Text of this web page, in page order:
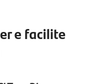
e facilite